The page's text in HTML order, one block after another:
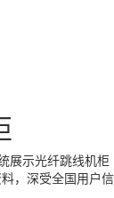
展示光纤跳线机柜
，深受全国用户